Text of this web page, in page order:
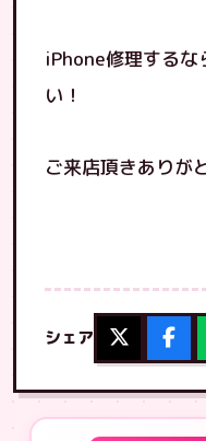
iPhone修理する
い！
ご来店頂きありが
シェア